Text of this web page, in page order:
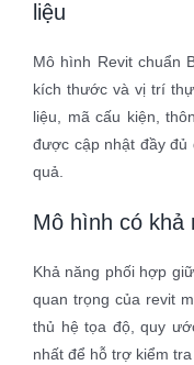
liệu
Mô hình Revit chuẩn
kích thước và vị trí
liệu, mã cấu kiện,
được cập nhật đầy đủ
quả.
Mô hình có khả
Khả năng phối hợp
quan trọng của revit
thủ hệ tọa độ, quy
nhất để hỗ trợ kiểm